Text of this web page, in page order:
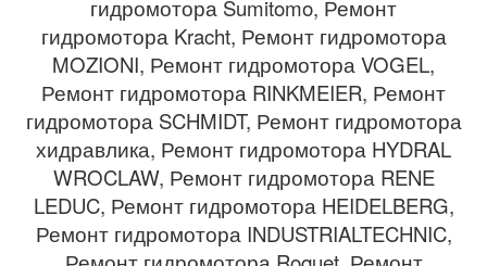
гидромотора Sumitomo, Ремонт
гидромотора Kracht, Ремонт гидромотора
MOZIONI, Ремонт гидромотора VOGEL,
Ремонт гидромотора RINKMEIER, Ремонт
гидромотора SCHMIDT, Ремонт гидромотора
хидравлика, Ремонт гидромотора HYDRAL
WROCLAW, Ремонт гидромотора RENE
LEDUC, Ремонт гидромотора HEIDELBERG,
Ремонт гидромотора INDUSTRIALTECHNIC,